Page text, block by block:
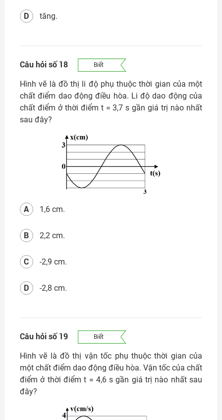
tăng.
D
Câu hỏi số 18 Biết
Hình vẽ là đồ thị li độ phụ thuộc thời gian của một
chất điểm dao động điều hòa. Li độ dao động của
chất điểm ở thời điểm t = 3,7 s gần giá trị nào nhất
sau đây?
1,6 cm.
A
2,2 cm.
B
-2,9 cm.
C
-2,8 cm.
D
Câu hỏi số 19 Biết
Hình vẽ là đồ thị vận tốc phụ thuộc thời gian của
một chất điểm dao động điều hòa. Vận tốc của chất
điểm ở thời điểm t = 4,6 s gần giá trị nào nhất sau
đây?